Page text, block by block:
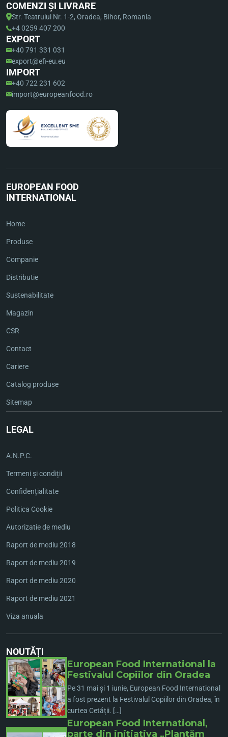
COMENZI ȘI LIVRARE
Str. Teatrului Nr. 1-2, Oradea, Bihor, Romania
+4 0259 407 200
EXPORT
+40 791 331 031
export@efi-eu.eu
IMPORT
+40 722 231 602
import@europeanfood.ro
EUROPEAN FOOD
INTERNATIONAL
Home
Produse
Companie
Distributie
Sustenabilitate
Magazin
CSR
Contact
Cariere
Catalog produse
Sitemap
LEGAL
A.N.P.C.
Termeni și condiții
Confidențialitate
Politica Cookie
Autorizatie de mediu
Raport de mediu 2018
Raport de mediu 2019
Raport de mediu 2020
Raport de mediu 2021
Viza anuala
NOUTĂȚI
European Food International la
Festivalul Copiilor din Oradea
Pe 31 mai și 1 iunie, European Food International
a fost prezent la Festivalul Copiilor din Oradea, în
curtea Cetății. […]
European Food International,
parte din inițiativa „Plantăm